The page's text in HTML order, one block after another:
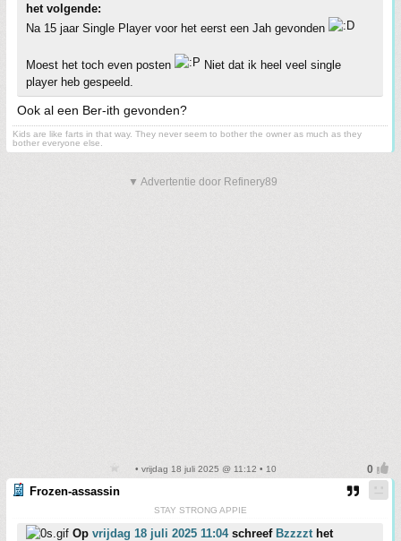
het volgende:
Na 15 jaar Single Player voor het eerst een Jah gevonden
Moest het toch even posten
Niet dat ik heel veel single
player heb gespeeld.
Ook al een Ber-ith gevonden?
Kids are like farts in that way. They never seem to bother the owner as much as they
bother everyone else.
▼ Advertentie door Refinery89
• vrijdag 18 juli 2025 @ 11:12 • 10
Frozen-assassin
STAY STRONG APPIE
Op vrijdag 18 juli 2025 11:04schreef Bzzzzt het